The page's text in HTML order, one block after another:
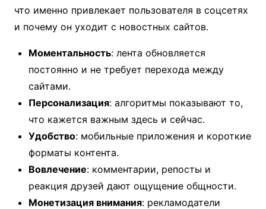
что именно привлекает пользователя в соцсетях
и почему он уходит с новостных сайтов.
Моментальность: лента обновляется
постоянно и не требует перехода между
сайтами.
Персонализация: алгоритмы показывают то,
что кажется важным здесь и сейчас.
Удобство: мобильные приложения и короткие
форматы контента.
Вовлечение: комментарии, репосты и
реакция друзей дают ощущение общности.
Монетизация внимания: рекламодатели